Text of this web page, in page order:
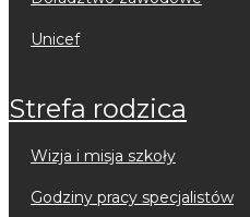
unicef
strefa rodzica
wizja i misja szkoły
godziny pracy specjalistów